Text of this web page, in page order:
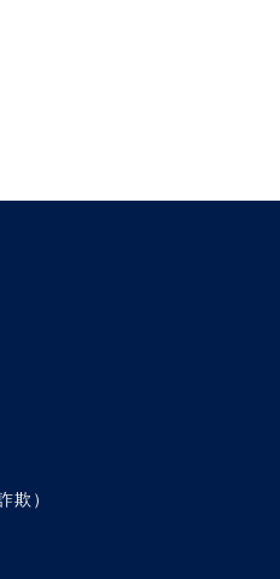
という内容を書いた方は、
駄遣いが少ないかもしれま
ることになります。私自身
罪悪感を持ちながらお金を
いという残念な感覚にさい
もいます。おおらかに人生
といったニュアンスのキー
に対してネガティブな印象
欺）